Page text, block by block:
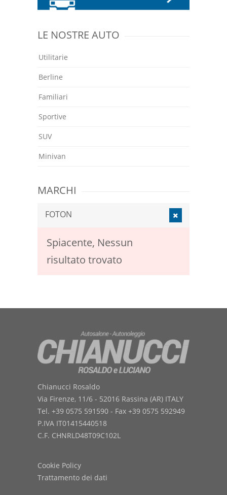
LE NOSTRE AUTO
Utilitarie
Berline
Familiari
Sportive
SUV
Minivan
MARCHI
FOTON
Spiacente, Nessun
risultato trovato
Chianucci Rosaldo
Via Firenze, 11/6 - 52016 Rassina (AR) ITALY
Tel. +39 0575 591590 - Fax +39 0575 592949
P.IVA IT01415440518
C.F. CHNRLD48T09C102L
Cookie Policy
Trattamento dei dati